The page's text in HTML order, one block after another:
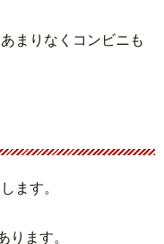
まりなくコンビニも
ます。
ります。